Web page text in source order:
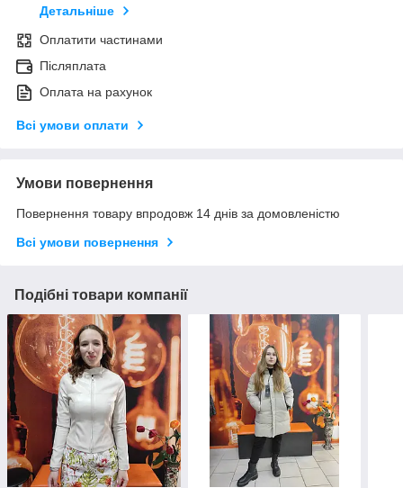
Детальніше
Оплатити частинами
Післяплата
Оплата на рахунок
Всі умови оплати
Умови повернення
Повернення товару впродовж 14 днів за домовленістю
Всі умови повернення
Подібні товари компанії